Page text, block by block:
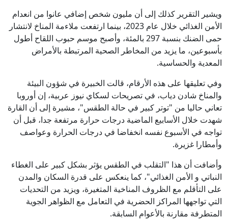
ويشير التقرير كذلك إلى أن مليون شخص إضافي عانوا من انعدام
الأمن الغذائي خلال عام 2023، بينما ارتفعت ملاءمة المناخ لانتشار
حمى الضنك بنسبة 297 بالمئة، وأصبح موسم حبوب اللقاح أطول
بأسبوعين، ما يزيد من المخاطر الصحية المرتبطة بالأمراض
المعدية والحساسية.
وفي تعليقها على هذه الأرقام، قالت الخبيرة في شؤون البيئة
والمناخ شادن دياب، في تصريحات لسكاي نيوز عربية، إن أوروبا
تعاني حاليا من "توتر كبير في حالة الطقس"، مشيرة إلى أن القارة
شهدت خلال الأسابيع الماضية درجات حرارة مرتفعة جدا، قبل أن
تواجه في الأسبوع نفسه انخفاضا في درجات الحرارة وعواصف
وأمطارا غزيرة.
وأضافت أن هذا "التقلب في الطقس يؤثر بشكل كبير على الغطاء
النباتي و الأمن الغذائي"، كما ينعكس على قدرة السكان والمدن
على التأقلم مع الظروف المناخية المتغيرة، ويزيد من التحديات
التي تواجهها المراكز الحضرية في التعامل مع الظواهر الجوية
المتطرفة مقارنة بالأعوام السابقة.